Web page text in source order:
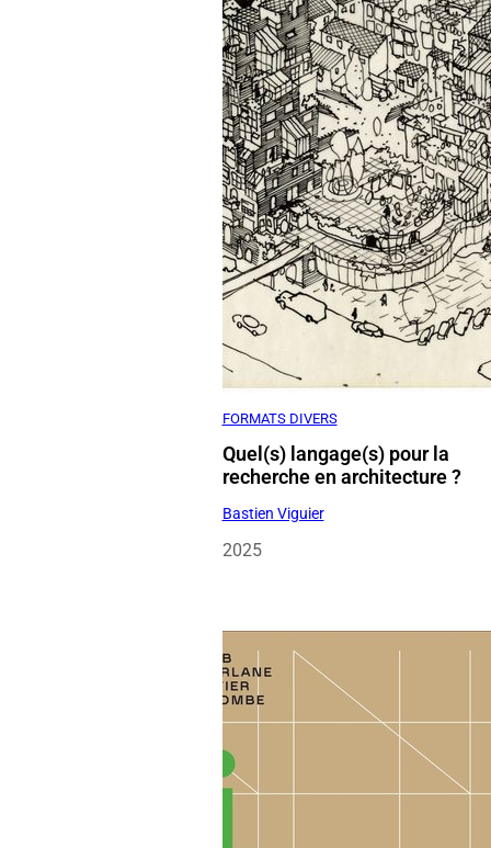
FORMATS DIVERS
Quel(s) langage(s) pour la
recherche en architecture ?
Bastien Viguier
2025